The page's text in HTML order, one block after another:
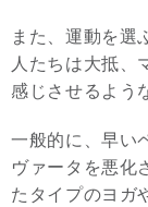
また、運動を選
人たちは大抵、
感じさせるよう
一般的に、早い
ヴァータを悪化
たタイプのヨガ